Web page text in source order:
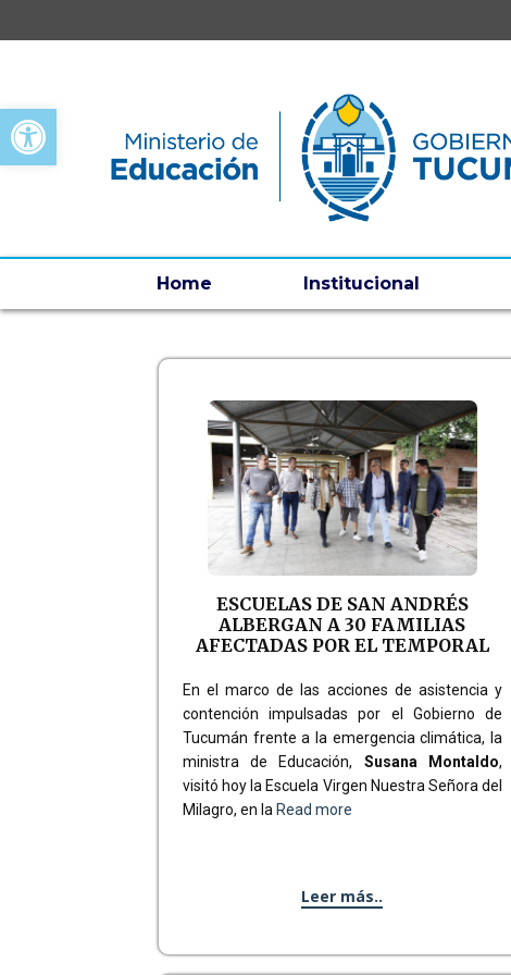
Open toolbar
Home Institucional
ESCUELAS DE SAN ANDRÉS
ALBERGAN A 30 FAMILIAS
AFECTADAS POR EL TEMPORAL
En el marco de las acciones de asistencia y
contención impulsadas por el Gobierno de
Tucumán frente a la emergencia climática, la
ministra de Educación, Susana Montaldo,
visitó hoy la Escuela Virgen Nuestra Señora del
Milagro, en la Read more
Leer más..